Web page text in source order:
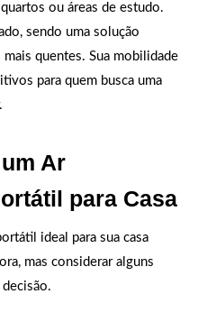
ou áreas de estudo.
sendo uma solução
quentes. Sua mobilidade
para quem busca uma
Ar
para Casa
ideal para sua casa
mas considerar alguns